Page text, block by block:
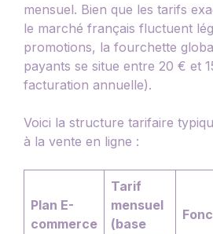
mensuel. Bien que les tarifs
le marché français fluctuent
promotions, la fourchette
payants se situe entre 20 € et
facturation annuelle).
Voici la structure tarifaire
à la vente en ligne :
Plan E-
commerce
Tarif
mensuel
(base